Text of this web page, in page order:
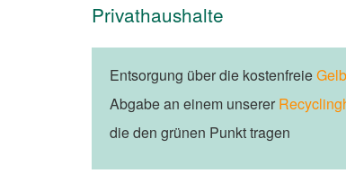
Privathaushalte
Entsorgung über die kostenfreie
Abgabe an einem unserer
die den grünen Punkt tragen